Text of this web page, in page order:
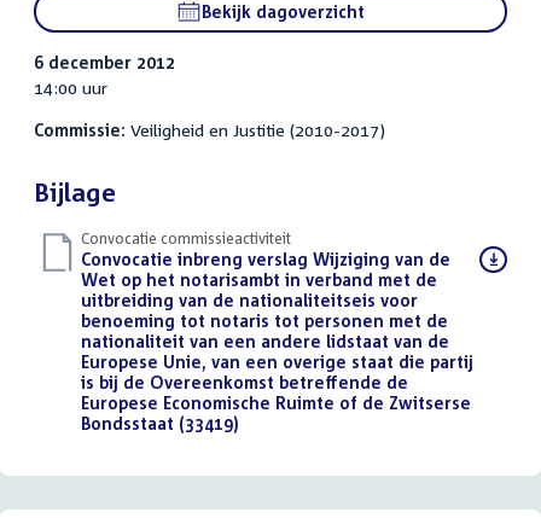
Bekijk dagoverzicht
6 december 2012
14:00 uur
Commissie: Veiligheid en Justitie (2010-2017)
Bijlage
Convocatie commissieactiviteit
Download
bestand:
Convocatie inbreng verslag Wijziging van de
Wet op het notarisambt in verband met de
uitbreiding van de nationaliteitseis voor
benoeming tot notaris tot personen met de
nationaliteit van een andere lidstaat van de
Europese Unie, van een overige staat die partij
is bij de Overeenkomst betreffende de
Europese Economische Ruimte of de Zwitserse
Bondsstaat (33419)